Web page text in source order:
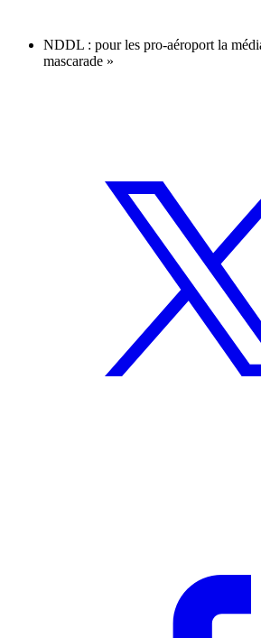
NDDL : pour les pro-aéroport la
mascarade »